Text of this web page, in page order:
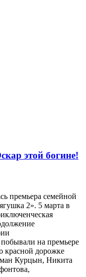
этой богине!
премьера семейной
2». 5 марта в
на премьере
красной дорожке
Курцын, Никита